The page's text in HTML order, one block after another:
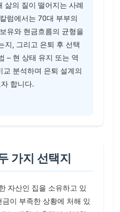
삶의 질이 떨어지는 사례
럼에서는 70대 부부의
유와 현금흐름의 균형을
지, 그리고 은퇴 후 선택
– 현 상태 유지 또는 역
교 분석하며 은퇴 설계의
합니다.
가지 선택지
자산인 집을 소유하고 있
이 부족한 상황에 처해 있